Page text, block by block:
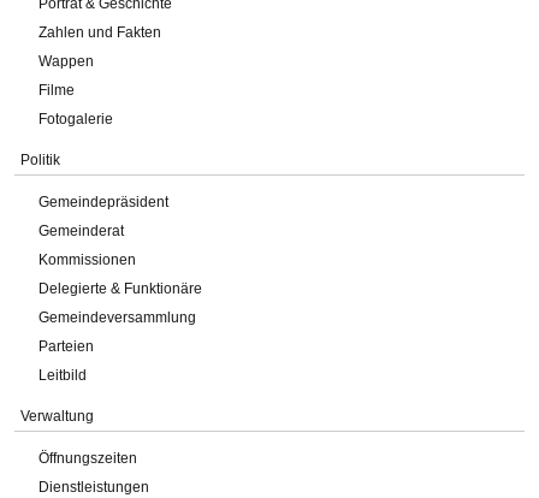
Porträt & Geschichte
Zahlen und Fakten
Wappen
Filme
Fotogalerie
Politik
Gemeindepräsident
Gemeinderat
Kommissionen
Delegierte & Funktionäre
Gemeindeversammlung
Parteien
Leitbild
Verwaltung
Öffnungszeiten
Dienstleistungen